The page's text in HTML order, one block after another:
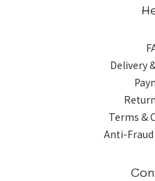
Delivery
Terms &
Anti-